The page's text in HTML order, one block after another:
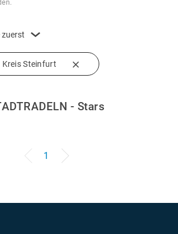
Steinfurt
zuerst
- Stars
1